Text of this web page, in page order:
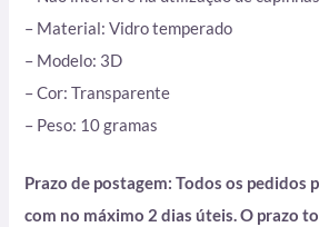
– Material: Vidro temperado
– Modelo: 3D
– Cor: Transparente
– Peso: 10 gramas
Prazo de postagem: Todos os pedidos
com no máximo 2 dias úteis. O prazo